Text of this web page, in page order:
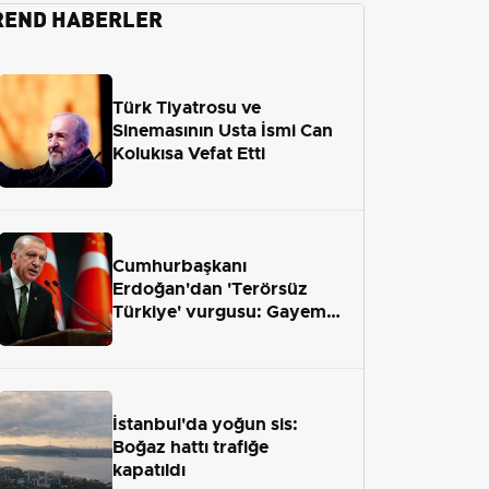
HABERLER
Türk Tiyatrosu ve
Sinemasının Usta İsmi Can
Kolukısa Vefat Etti
Cumhurbaşkanı
Erdoğan'dan 'Terörsüz
Türkiye' vurgusu: Gayemiz
İstanbul'da yoğun sis:
Boğaz hattı trafiğe
kapatıldı